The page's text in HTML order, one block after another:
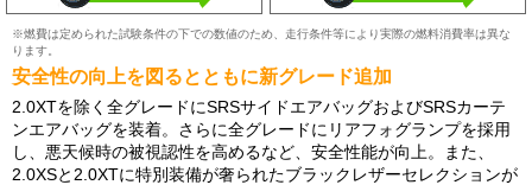
※燃費は定められた試験条件の下での数値のため、走行条件等により実際の燃料消費率は異な
ります。
安全性の向上を図るとともに新グレード追加
2.0XTを除く全グレードにSRSサイドエアバッグおよびSRSカーテ
ンエアバッグを装着。さらに全グレードにリアフォグランプを採用
し、悪天候時の被視認性を高めるなど、安全性能が向上。また、
2.0XSと2.0XTに特別装備が奢られたブラックレザーセレクションが